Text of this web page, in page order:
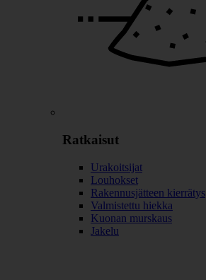
Ratkaisut
Urakoitsijat
Louhokset
Rakennusjätteen kierrätys
Valmistettu hiekka
Kuonan murskaus
Jakelu